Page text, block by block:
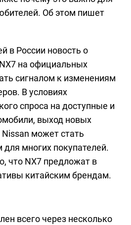
Об этом пишет
в России новость о
на официальных
сигналом к изменениям
В условиях
спроса на доступные и
выход новых
может стать
многих покупателей.
что NX7 предложат в
китайским брендам.
всего через несколько